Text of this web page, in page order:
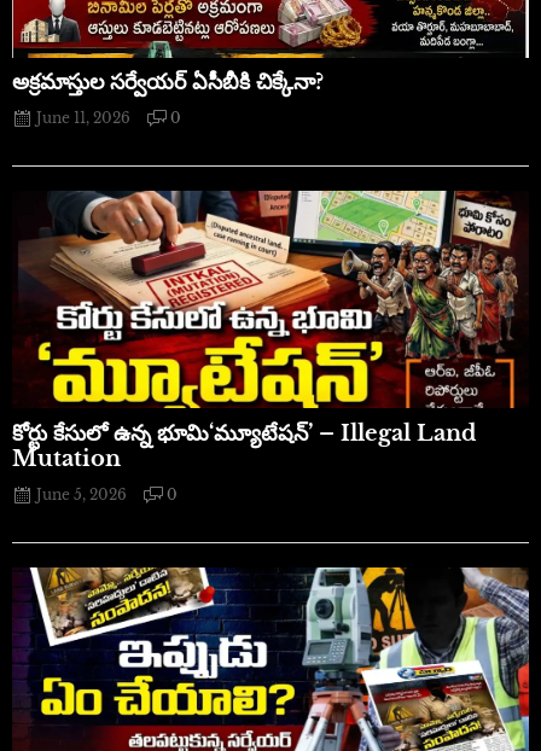
అక్రమాస్తుల సర్వేయర్ ఏసీబీకి చిక్కేనా?
June 11, 2026 0
​కోర్టు కేసులో ఉన్న భూమి‘మ్యూటేషన్’ – Illegal Land
Mutation
June 5, 2026 0